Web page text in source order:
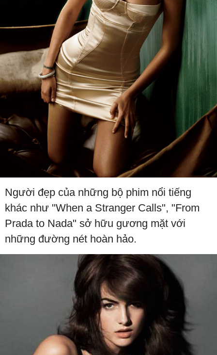
Người đẹp của những bộ phim nổi tiếng
khác như "When a Stranger Calls", "From
Prada to Nada" sở hữu gương mặt với
những đường nét hoàn hảo.